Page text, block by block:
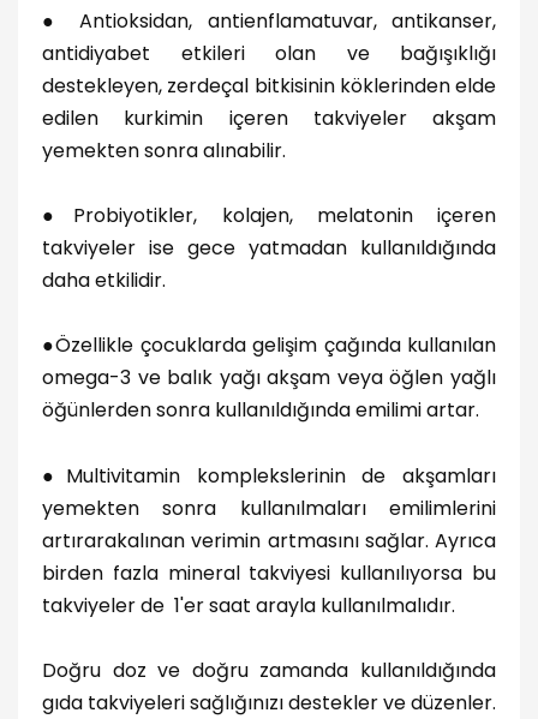
● Antioksidan, antienflamatuvar, antikanser,
antidiyabet etkileri olan ve bağışıklığı
destekleyen, zerdeçal bitkisinin köklerinden elde
edilen kurkimin içeren takviyeler akşam
yemekten sonra alınabilir.
● Probiyotikler, kolajen, melatonin içeren
takviyeler ise gece yatmadan kullanıldığında
daha etkilidir.
●Özellikle çocuklarda gelişim çağında kullanılan
omega-3 ve balık yağı akşam veya öğlen yağlı
öğünlerden sonra kullanıldığında emilimi artar.
● Multivitamin komplekslerinin de akşamları
yemekten sonra kullanılmaları emilimlerini
artırarakalınan verimin artmasını sağlar. Ayrıca
birden fazla mineral takviyesi kullanılıyorsa bu
takviyeler de 1'er saat arayla kullanılmalıdır.
Doğru doz ve doğru zamanda kullanıldığında
gıda takviyeleri sağlığınızı destekler ve düzenler.